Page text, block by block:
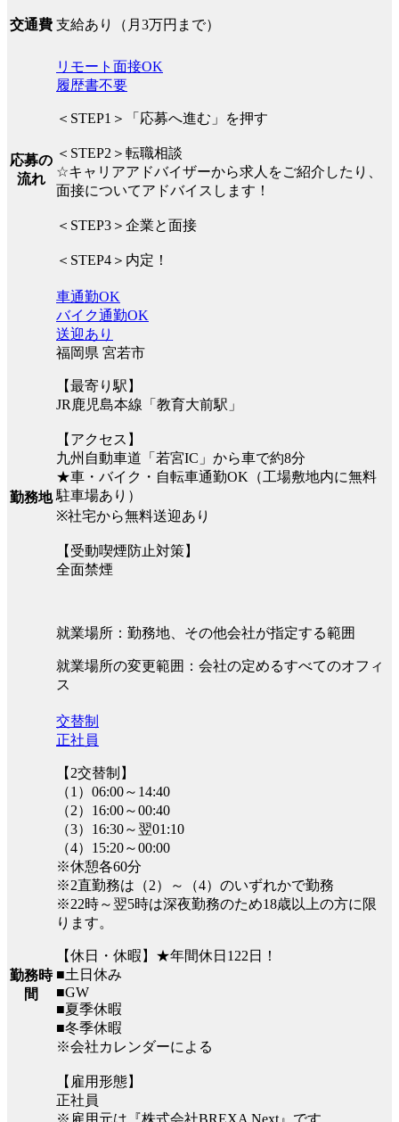
交通費 支給あり（月3万円まで）
応募の
流れ
リモート面接OK
履歴書不要
＜STEP1＞「応募へ進む」を押す
＜STEP2＞転職相談
☆キャリアアドバイザーから求人をご紹介したり、
面接についてアドバイスします！
＜STEP3＞企業と面接
＜STEP4＞内定！
勤務地
車通勤OK
バイク通勤OK
送迎あり
福岡県 宮若市
【最寄り駅】
JR鹿児島本線「教育大前駅」
【アクセス】
九州自動車道「若宮IC」から車で約8分
★車・バイク・自転車通勤OK（工場敷地内に無料
駐車場あり）
※社宅から無料送迎あり
【受動喫煙防止対策】
全面禁煙
就業場所：勤務地、その他会社が指定する範囲
就業場所の変更範囲：会社の定めるすべてのオフィ
ス
勤務時
間
交替制
正社員
【2交替制】
（1）06:00～14:40
（2）16:00～00:40
（3）16:30～翌01:10
（4）15:20～00:00
※休憩各60分
※2直勤務は（2）～（4）のいずれかで勤務
※22時～翌5時は深夜勤務のため18歳以上の方に限
ります。
【休日・休暇】★年間休日122日！
■土日休み
■GW
■夏季休暇
■冬季休暇
※会社カレンダーによる
【雇用形態】
正社員
※雇用元は『株式会社BREXA Next』です